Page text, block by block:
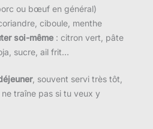
ou bœuf en général)
ciboule, menthe
soi-même : citron vert, pâte
sucre, ail frit…
, souvent servi très tôt,
ne traîne pas si tu veux y